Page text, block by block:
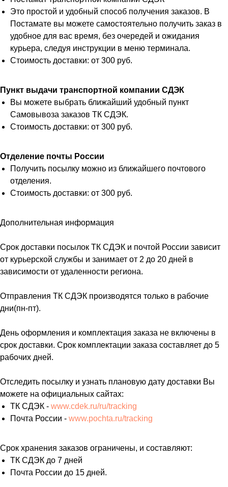
Это простой и удобный способ получения заказов. В
Постамате вы можете самостоятельно получить заказ в
удобное для вас время, без очередей и ожидания
курьера, следуя инструкции в меню терминала.
Стоимость доставки: от 300 руб.
Пункт выдачи транспортной компании СДЭК
Вы можете выбрать ближайший удобный пункт
Самовывоза заказов ТК СДЭК.
Стоимость доставки: от 300 руб.
Отделение почты России
Получить посылку можно из ближайшего почтового
отделения.
Стоимость доставки: от 300 руб.
Дополнительная информация
Срок доставки посылок ТК СДЭК и почтой России зависит
от курьерской службы и занимает от 2 до 20 дней в
зависимости от удаленности региона.
Отправления ТК СДЭК производятся только в рабочие
дни(пн-пт).
День оформления и комплектация заказа не включены в
срок доставки. Срок комплектации заказа составляет до 5
рабочих дней.
Отследить посылку и узнать плановую дату доставки Вы
можете на официальных сайтах:
ТК СДЭК - www.cdek.ru/ru/tracking
Почта России - www.pochta.ru/tracking
Срок хранения заказов ограничены, и составляют:
ТК СДЭК до 7 дней
Почта России до 15 дней.